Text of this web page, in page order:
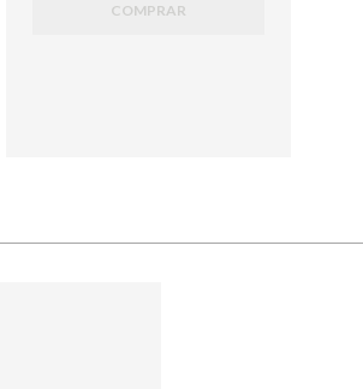
ADICIONAR
COMPRAR